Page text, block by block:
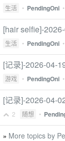
生活 • PendingOni •
[hair selfie]-
生活 • PendingOni •
[记录]-2026-04-
游戏 • PendingOni •
[记录]-2026-04-
2 随想 •
» More topics by